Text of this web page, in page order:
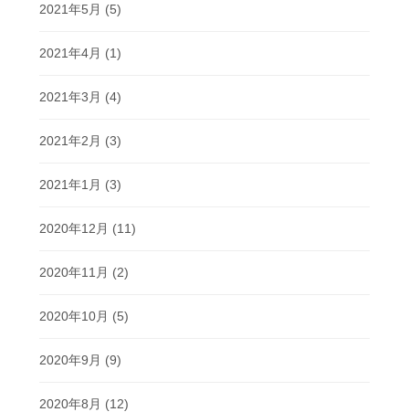
2021年5月 (5)
2021年4月 (1)
2021年3月 (4)
2021年2月 (3)
2021年1月 (3)
2020年12月 (11)
2020年11月 (2)
2020年10月 (5)
2020年9月 (9)
2020年8月 (12)